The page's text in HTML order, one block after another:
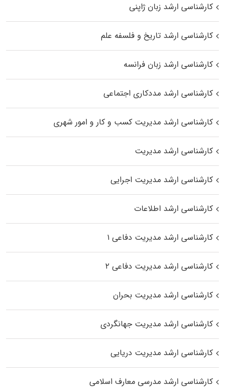
کارشناسی ارشد زبان ژاپنی
کارشناسی ارشد تاریخ و فلسفه علم
کارشناسی ارشد زبان فرانسه
کارشناسی ارشد مددکاری اجتماعی
کارشناسی ارشد مدیریت کسب و کار و امور شهری
کارشناسی ارشد مدیریت
کارشناسی ارشد مدیریت اجرایی
کارشناسی ارشد اطلاعات
کارشناسی ارشد مدیریت دفاعی ۱
کارشناسی ارشد مدیریت دفاعی ۲
کارشناسی ارشد مدیریت بحران
کارشناسی ارشد مدیریت جهانگردی
کارشناسی ارشد مدیریت دریایی
کارشناسی ارشد مدرسی معارف اسلامی